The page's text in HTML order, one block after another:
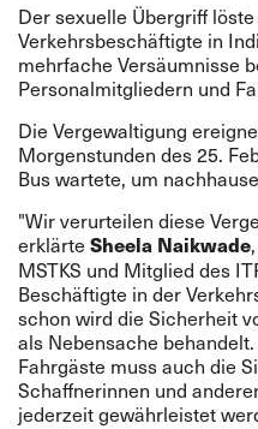
Der sexuelle Übergriff
Verkehrsbeschäftigte in
mehrfache Versäumnisse
Personalmitgliedern und
Die Vergewaltigung
Morgenstunden des 25.
Bus wartete, um
"Wir verurteilen diese
erklärte Sheela Naikwade
MSTKS und Mitglied des
Beschäftigte in der
schon wird die Sicherheit
als Nebensache
Fahrgäste muss auch die
Schaffnerinnen und
jederzeit gewährleistet